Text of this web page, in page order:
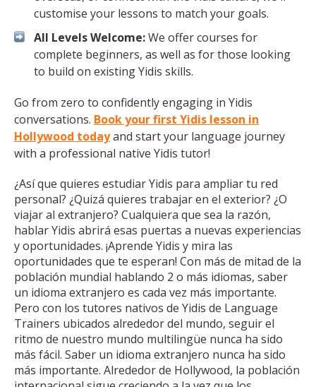
customise your lessons to match your goals.
All Levels Welcome:We offer courses for
complete beginners, as well as for those looking
to build on existing Yidis skills.
Go from zero to confidently engaging in Yidis
conversations. Book your first Yidis lesson in
Hollywood todayand start your language journey
with a professional native Yidis tutor!
¿Así que quieres estudiar Yidis para ampliar tu red
personal? ¿Quizá quieres trabajar en el exterior? ¿O
viajar al extranjero? Cualquiera que sea la razón,
hablar Yidis abrirá esas puertas a nuevas experiencias
y oportunidades. ¡Aprende Yidis y mira las
oportunidades que te esperan! Con más de mitad de la
población mundial hablando 2 o más idiomas, saber
un idioma extranjero es cada vez más importante.
Pero con los tutores nativos de Yidis de Language
Trainers ubicados alrededor del mundo, seguir el
ritmo de nuestro mundo multilingüe nunca ha sido
más fácil. Saber un idioma extranjero nunca ha sido
más importante. Alrededor de Hollywood, la población